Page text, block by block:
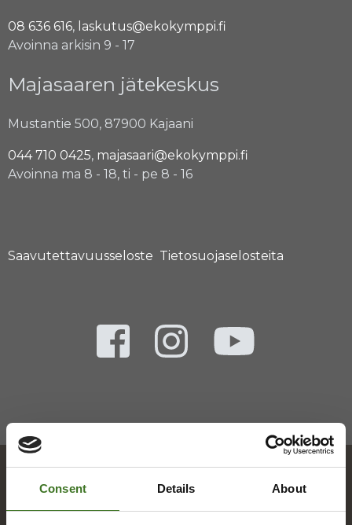
Consent Details About
08 636 616, laskutus@ekokymppi.fi
Avoinna arkisin 9 - 17
Majasaaren jätekeskus
Mustantie 500, 87900 Kajaani
044 710 0425, majasaari@ekokymppi.fi
Avoinna ma 8 - 18, ti - pe 8 - 16
Saavutettavuusseloste Tietosuojaselosteita
Hakemisto